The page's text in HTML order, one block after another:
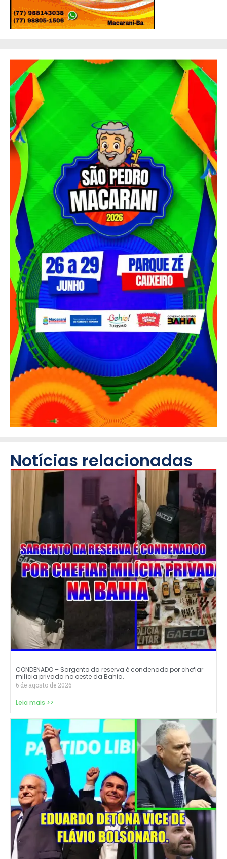
Notícias relacionadas
CONDENADO – Sargento da reserva é condenado por chefiar
milícia privada no oeste da Bahia.
6 de agosto de 2026
Leia mais >>